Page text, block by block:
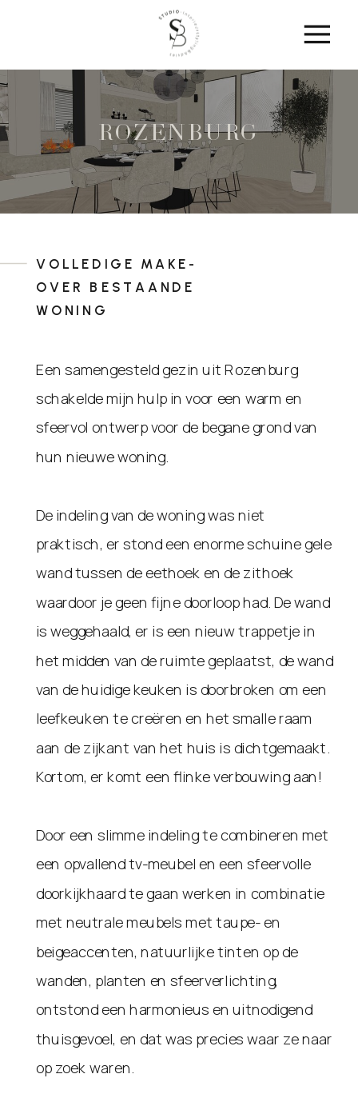
ROZENBURG
VOLLEDIGE MAKE-
OVER BESTAANDE
WONING
Een samengesteld gezin uit Rozenburg
schakelde mijn hulp in voor een warm en
sfeervol ontwerp voor de begane grond van
hun nieuwe woning.
De indeling van de woning was niet
praktisch, er stond een enorme schuine gele
wand tussen de eethoek en de zithoek
waardoor je geen fijne doorloop had. De wand
is weggehaald, er is een nieuw trappetje in
het midden van de ruimte geplaatst, de wand
van de huidige keuken is doorbroken om een
leefkeuken te creëren en het smalle raam
aan de zijkant van het huis is dichtgemaakt.
Kortom, er komt een flinke verbouwing aan!
Door een slimme indeling te combineren met
een opvallend tv-meubel en een sfeervolle
doorkijkhaard te gaan werken in combinatie
met neutrale meubels met taupe- en
beigeaccenten, natuurlijke tinten op de
wanden, planten en sfeerverlichting,
ontstond een harmonieus en uitnodigend
thuisgevoel, en dat was precies waar ze naar
op zoek waren.